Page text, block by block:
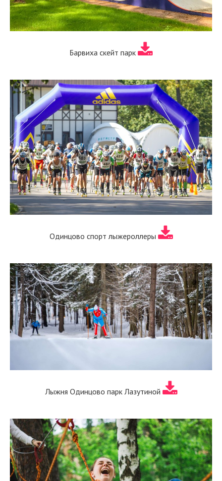
Барвиха скейт парк
Одинцово спорт лыжероллеры
Лыжня Одинцово парк Лазутиной